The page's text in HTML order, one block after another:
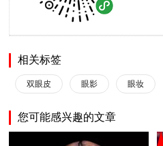
相关标签
双眼皮 眼影 眼妆
您可能感兴趣的文章